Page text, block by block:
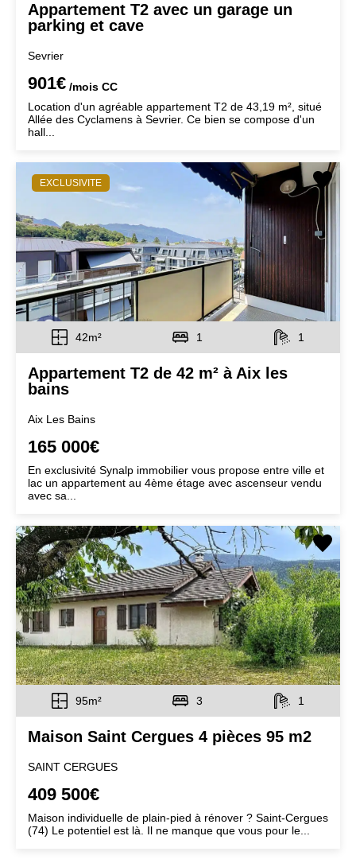
Appartement T2 avec un garage un
parking et cave
Sevrier
901€ /mois CC
Location d'un agréable appartement T2 de 43,19 m², situé
Allée des Cyclamens à Sevrier. Ce bien se compose d'un
hall...
EXCLUSIVITE
42m² 1 1
Appartement T2 de 42 m² à Aix les
bains
Aix Les Bains
165 000€
En exclusivité Synalp immobilier vous propose entre ville et
lac un appartement au 4ème étage avec ascenseur vendu
avec sa...
95m² 3 1
Maison Saint Cergues 4 pièces 95 m2
SAINT CERGUES
409 500€
Maison individuelle de plain-pied à rénover ? Saint-Cergues
(74) Le potentiel est là. Il ne manque que vous pour le...